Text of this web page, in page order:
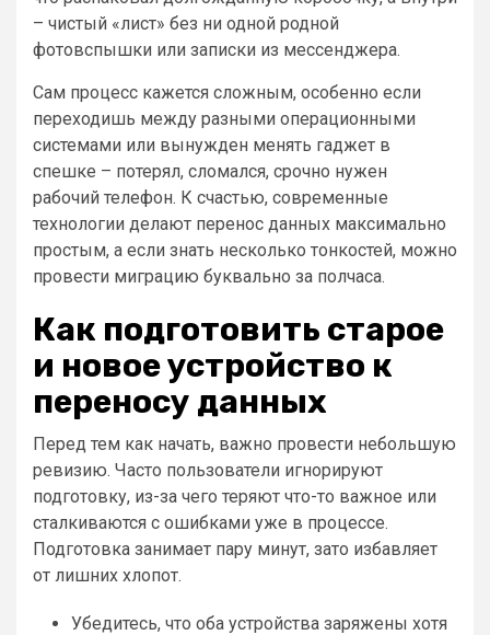
– чистый «лист» без ни одной родной
фотовспышки или записки из мессенджера.
Сам процесс кажется сложным, особенно если
переходишь между разными операционными
системами или вынужден менять гаджет в
спешке – потерял, сломался, срочно нужен
рабочий телефон. К счастью, современные
технологии делают перенос данных максимально
простым, а если знать несколько тонкостей, можно
провести миграцию буквально за полчаса.
Как подготовить старое
и новое устройство к
переносу данных
Перед тем как начать, важно провести небольшую
ревизию. Часто пользователи игнорируют
подготовку, из-за чего теряют что-то важное или
сталкиваются с ошибками уже в процессе.
Подготовка занимает пару минут, зато избавляет
от лишних хлопот.
Убедитесь, что оба устройства заряжены хотя